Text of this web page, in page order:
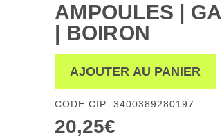
AMPOULES |
| BOIRON
AJOUTER AU PANIER
CODE CIP: 3400389280197
20,25€